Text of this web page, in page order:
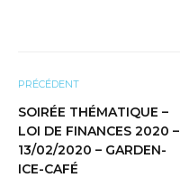
PRÉCÉDENT
SOIRÉE THÉMATIQUE –
LOI DE FINANCES 2020 –
13/02/2020 – GARDEN-
ICE-CAFÉ